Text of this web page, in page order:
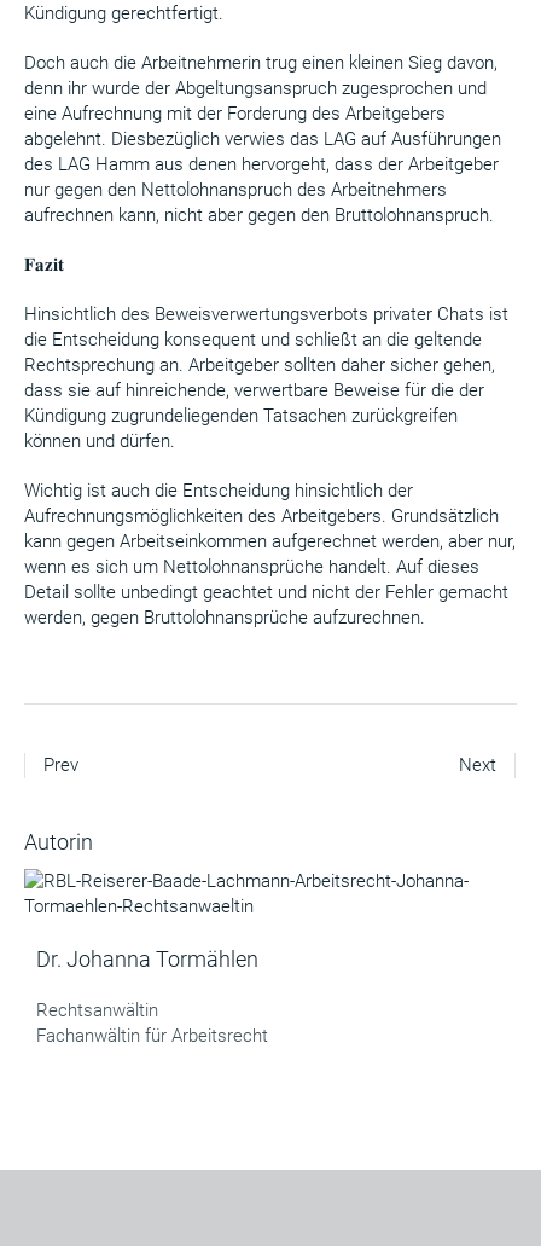
Kündigung gerechtfertigt.
Doch auch die Arbeitnehmerin trug einen kleinen Sieg davon,
denn ihr wurde der Abgeltungsanspruch zugesprochen und
eine Aufrechnung mit der Forderung des Arbeitgebers
abgelehnt. Diesbezüglich verwies das LAG auf Ausführungen
des LAG Hamm aus denen hervorgeht, dass der Arbeitgeber
nur gegen den Nettolohnanspruch des Arbeitnehmers
aufrechnen kann, nicht aber gegen den Bruttolohnanspruch.
𝐅𝐚𝐳𝐢𝐭
Hinsichtlich des Beweisverwertungsverbots privater Chats ist
die Entscheidung konsequent und schließt an die geltende
Rechtsprechung an. Arbeitgeber sollten daher sicher gehen,
dass sie auf hinreichende, verwertbare Beweise für die der
Kündigung zugrundeliegenden Tatsachen zurückgreifen
können und dürfen.
Wichtig ist auch die Entscheidung hinsichtlich der
Aufrechnungsmöglichkeiten des Arbeitgebers. Grundsätzlich
kann gegen Arbeitseinkommen aufgerechnet werden, aber nur,
wenn es sich um Nettolohnansprüche handelt. Auf dieses
Detail sollte unbedingt geachtet und nicht der Fehler gemacht
werden, gegen Bruttolohnansprüche aufzurechnen.
Prev Next
Autorin
Dr. Johanna Tormählen
Rechtsanwältin
Fachanwältin für Arbeitsrecht